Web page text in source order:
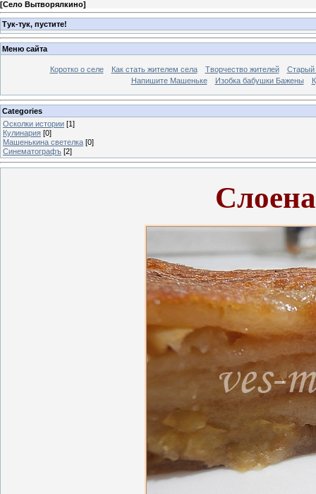
[Село Вытворялкино]
Тук-тук, пустите!
Меню сайта
Коротко о селе Как стать жителем села Творчество жителей
Старый
Напишите Машеньке
Изобка бабушки Бажены
Categories
Осколки истории [1]
Кулинария [0]
Машенькина светелка [0]
Синематографъ [2]